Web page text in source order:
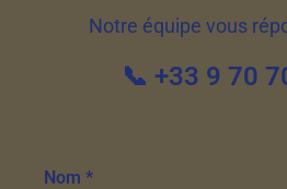
Notre équipe vous
📞 +33 9 70
Nom *